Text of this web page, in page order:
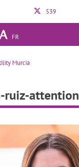
539
FR
mercedes-ruiz-attention
Murcia
ruiz-attention